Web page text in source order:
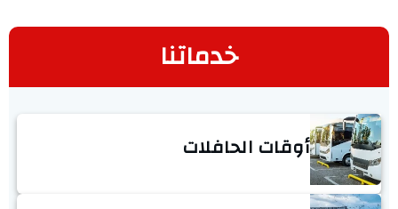
خدماتنا
أوقات الحافلات